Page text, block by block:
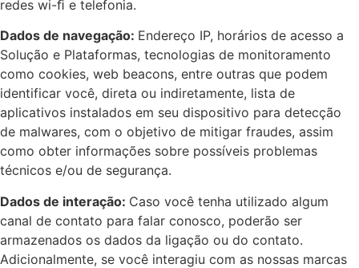
redes wi-ﬁ e telefonia.
Dados de navegação: Endereço IP, horários de acesso a
Solução e Plataformas, tecnologias de monitoramento
como cookies, web beacons, entre outras que podem
identificar você, direta ou indiretamente, lista de
aplicativos instalados em seu dispositivo para detecção
de malwares, com o objetivo de mitigar fraudes, assim
como obter informações sobre possíveis problemas
técnicos e/ou de segurança.
Dados de interação: Caso você tenha utilizado algum
canal de contato para falar conosco, poderão ser
armazenados os dados da ligação ou do contato.
Adicionalmente, se você interagiu com as nossas marcas